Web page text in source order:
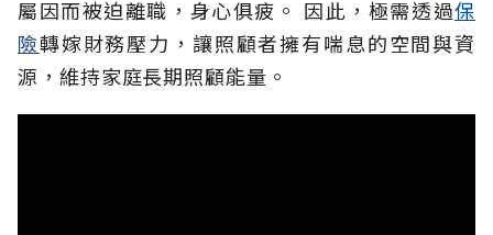
屬因而被迫離職，身心俱疲。 因此，極需透過保
險轉嫁財務壓力，讓照顧者擁有喘息的空間與資
源，維持家庭長期照顧能量。